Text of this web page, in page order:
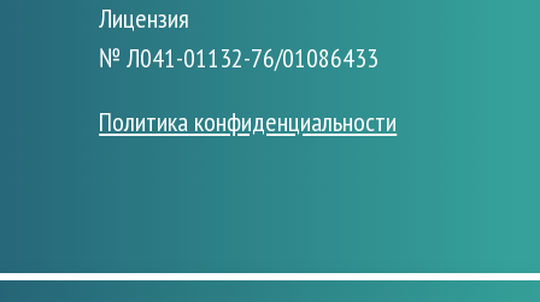
Лицензия
№ Л041-01132-76/01086433
Политика конфиденциальности